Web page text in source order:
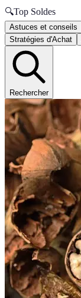
🔍Top Soldes
Astuces et conseils
Stratégies d'Achat
Rechercher